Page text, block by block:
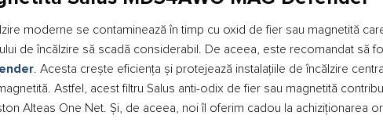
moderne se contaminează în timp cu oxid de fier sau magnetită
de încălzire să scadă considerabil. De aceea, este recomandat să
. Acesta crește eficiența și protejează instalațiile de încălzire
Astfel, acest filtru Salus anti-odix de fier sau magnetită
Alteas One Net. Și, de aceea, noi îl oferim cadou la achiziționarea